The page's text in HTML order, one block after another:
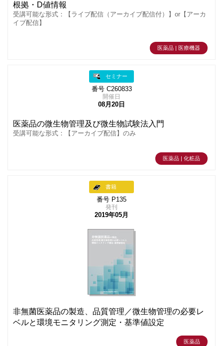
根拠・D値情報
受講可能な形式：【ライブ配信（アーカイブ配信付）】or【アーカ
イブ配信】
医薬品 | 医療機器
セミナー
番号 C260833
開催日
08月20日
医薬品の微生物管理及び微生物試験法入門
受講可能な形式：【アーカイブ配信】のみ
医薬品 | 化粧品
書籍
番号 P135
発刊
2019年05月
非無菌医薬品の製造、品質管理／微生物管理の必要レ
ベルと環境モニタリング測定・基準値設定
医薬品